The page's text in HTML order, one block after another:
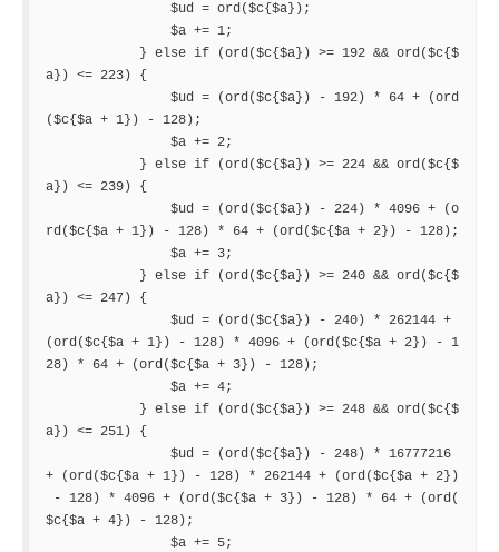
$ud = ord($c{$a});
$a += 1;
} else if (ord($c{$a}) >= 192 && ord($c{$
a}) <= 223) {
$ud = (ord($c{$a}) - 192) * 64 + (ord
($c{$a + 1}) - 128);
$a += 2;
} else if (ord($c{$a}) >= 224 && ord($c{$
a}) <= 239) {
$ud = (ord($c{$a}) - 224) * 4096 + (o
rd($c{$a + 1}) - 128) * 64 + (ord($c{$a + 2}) - 128);
$a += 3;
} else if (ord($c{$a}) >= 240 && ord($c{$
a}) <= 247) {
$ud = (ord($c{$a}) - 240) * 262144 +
(ord($c{$a + 1}) - 128) * 4096 + (ord($c{$a + 2}) - 1
28) * 64 + (ord($c{$a + 3}) - 128);
$a += 4;
} else if (ord($c{$a}) >= 248 && ord($c{$
a}) <= 251) {
$ud = (ord($c{$a}) - 248) * 16777216
+ (ord($c{$a + 1}) - 128) * 262144 + (ord($c{$a + 2})
- 128) * 4096 + (ord($c{$a + 3}) - 128) * 64 + (ord(
$c{$a + 4}) - 128);
$a += 5;